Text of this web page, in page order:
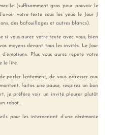
le (suffisamment gros pour pouvoir le
votre texte sous les yeux le Jour J
des bafouillages et autres blancs).
si vous aurez votre texte avec vous, bien
moyens devant tous les invités. Le Jour
Plus vous aurez répété votre
le lire.
parler lentement, de vous adresser aux
faites une pause, respirez un bon
je préfère voir un invité pleurer plutôt
robot…
pour les intervenant d’une cérémonie